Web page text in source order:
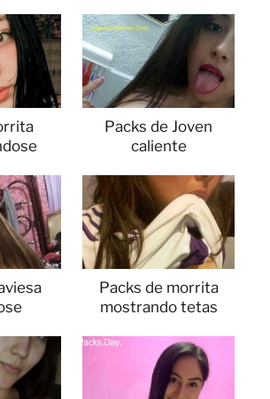
Packs de Joven
caliente
Packs de morrita
mostrando tetas